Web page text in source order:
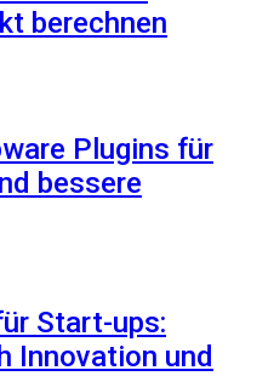
berechnen
Plugins für
bessere
Start-ups:
Innovation und